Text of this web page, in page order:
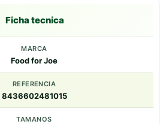
Ficha tecnica
MARCA
Food for Joe
REFERENCIA
8436602481015
TAMANOS